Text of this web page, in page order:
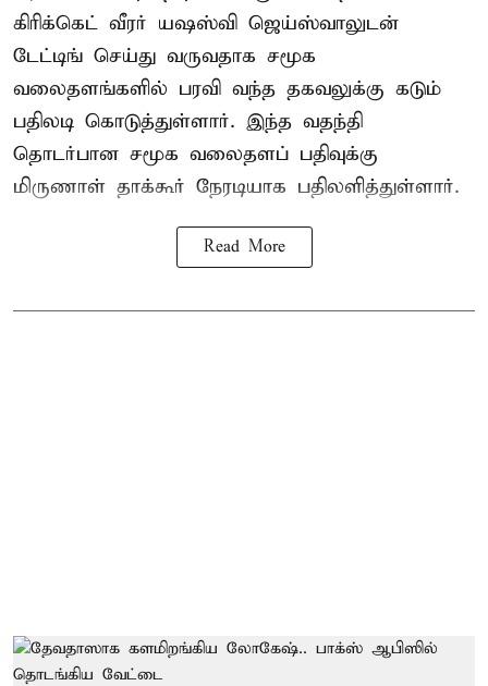
கிரிக்கெட் வீரர் யஷஸ்வி ஜெய்ஸ்வாலுடன்
டேட்டிங் செய்து வருவதாக சமூக
வலைதளங்களில் பரவி வந்த தகவலுக்கு கடும்
பதிலடி கொடுத்துள்ளார். இந்த வதந்தி
தொடர்பான சமூக வலைதளப் பதிவுக்கு
மிருணாள் தாக்கூர் நேரடியாக பதிலளித்துள்ளார்.
Read More